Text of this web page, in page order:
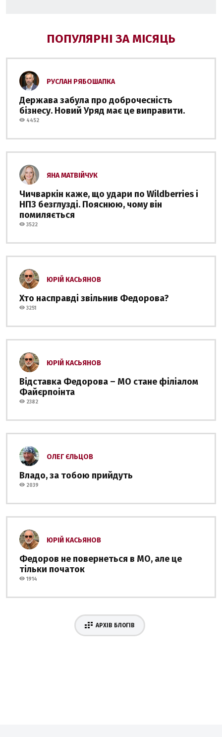
ПОПУЛЯРНІ ЗА МІСЯЦЬ
РУСЛАН РЯБОШАПКА
Держава забула про доброчесність
бізнесу. Новий Уряд має це виправити.
4452
ЯНА МАТВІЙЧУК
Чичваркін каже, що удари по Wildberries і
НПЗ безглузді. Пояснюю, чому він
помиляється
3522
ЮРІЙ КАСЬЯНОВ
Хто насправді звільнив Федорова?
3251
ЮРІЙ КАСЬЯНОВ
Відставка Федорова – МО стане філіалом
Файєрпоінта
2382
ОЛЕГ ЄЛЬЦОВ
Владо, за тобою прийдуть
2039
ЮРІЙ КАСЬЯНОВ
Федоров не повернеться в МО, але це
тільки початок
1914
АРХІВ БЛОГІВ